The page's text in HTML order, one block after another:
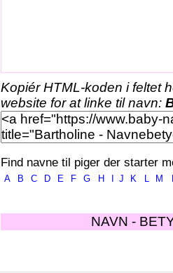
Kopiér HTML-koden i feltet
website for at linke til navn:
Find navne til piger der starter
A B C D E F G H J K L M
NAVN -